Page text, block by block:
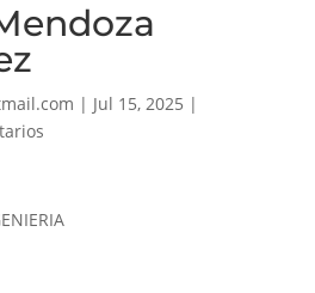
| Jul 15, 2025 |